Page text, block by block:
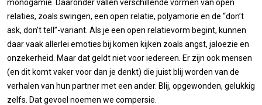
monogamie. Daaronder vallen verschillende vormen van open
relaties, zoals swingen, een open relatie, polyamorie en de “don’t
ask, don’t tell”-variant. Als je een open relatievorm begint, kunnen
daar vaak allerlei emoties bij komen kijken zoals angst, jaloezie en
onzekerheid. Maar dat geldt niet voor iedereen. Er zijn ook mensen
(en dit komt vaker voor dan je denkt) die juist blij worden van de
verhalen van hun partner met een ander. Blij, opgewonden, gelukkig
zelfs. Dat gevoel noemen we compersie.